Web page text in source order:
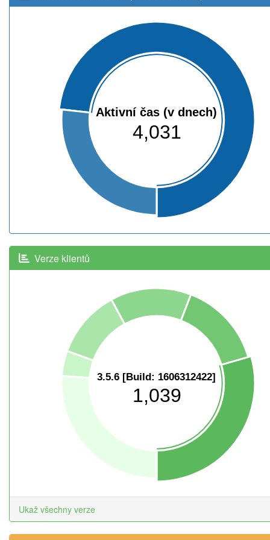
Aktivní čas (v dnech)
4,031
Verze klientů
3.5.6 [Build: 1606312422]
1,039
Ukaž všechny verze